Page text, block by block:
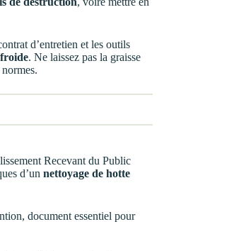
d’entretien et les outils
. Ne laissez pas la graisse
Recevant du Public
d’un nettoyage de hotte
document essentiel pour